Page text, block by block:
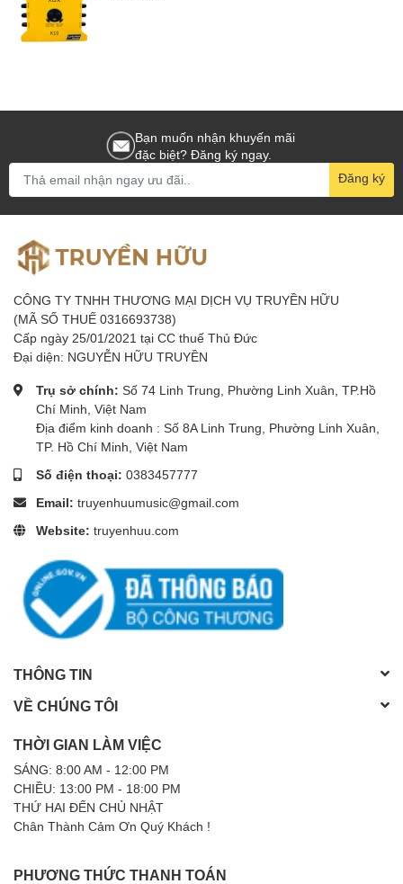
Bạn muốn nhận khuyến mãi
đặc biệt? Đăng ký ngay.
Đăng ký
CÔNG TY TNHH THƯƠNG MẠI DỊCH VỤ TRUYỀN HỮU
(MÃ SỐ THUẾ 0316693738)
Cấp ngày 25/01/2021 tại CC thuế Thủ Đức
Đại diện: NGUYỄN HỮU TRUYỀN
Trụ sở chính: Số 74 Linh Trung, Phường Linh Xuân, TP.Hồ
Chí Minh, Việt Nam
Địa điểm kinh doanh : Số 8A Linh Trung, Phường Linh Xuân,
TP. Hồ Chí Minh, Việt Nam
Số điện thoại: 0383457777
Email: truyenhuumusic@gmail.com
Website: truyenhuu.com
THÔNG TIN
VỀ CHÚNG TÔI
THỜI GIAN LÀM VIỆC
SÁNG: 8:00 AM - 12:00 PM
CHIỀU: 13:00 PM - 18:00 PM
THỨ HAI ĐẾN CHỦ NHẬT
Chân Thành Cảm Ơn Quý Khách !
PHƯƠNG THỨC THANH TOÁN